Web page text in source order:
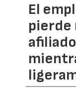
El
pierde